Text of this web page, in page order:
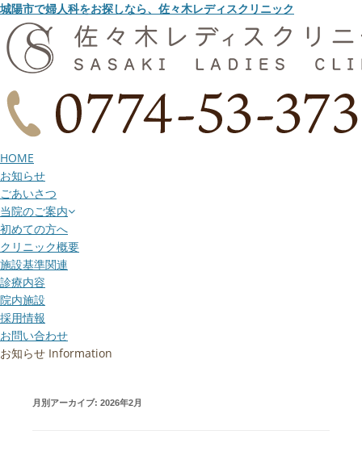
城陽市で婦人科をお探しなら、佐々木レディスクリニック
HOME
お知らせ
ごあいさつ
当院のご案内
初めての方へ
クリニック概要
施設基準関連
診療内容
院内施設
採用情報
お問い合わせ
お知らせ Information
月別アーカイブ: 2026年2月